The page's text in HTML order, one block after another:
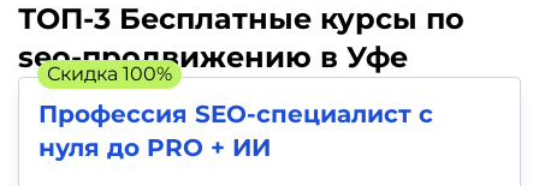
ТОП-3 Бесплатные курсы по
seo-продвижению в Уфе
Профессия SEO-специалист c
нуля до PRO + ИИ
Скидка 100%